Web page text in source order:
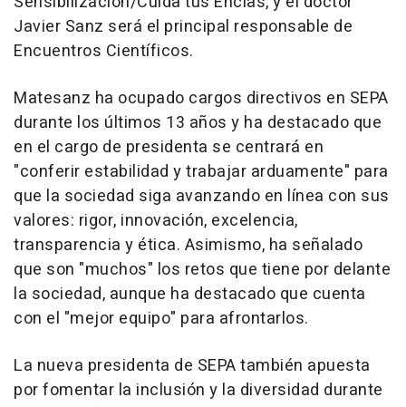
Javier Sanz será el principal responsable de
Encuentros Científicos.
Matesanz ha ocupado cargos directivos en SEPA
durante los últimos 13 años y ha destacado que
en el cargo de presidenta se centrará en
"conferir estabilidad y trabajar arduamente" para
que la sociedad siga avanzando en línea con sus
valores: rigor, innovación, excelencia,
transparencia y ética. Asimismo, ha señalado
que son "muchos" los retos que tiene por delante
la sociedad, aunque ha destacado que cuenta
con el "mejor equipo" para afrontarlos.
La nueva presidenta de SEPA también apuesta
por fomentar la inclusión y la diversidad durante